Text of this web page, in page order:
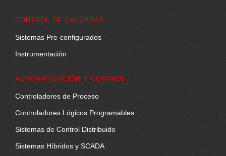
CONTROL DE CALDERAS
Sistemas Pre-configurados
Instrumentación
AUTOMATIZACIÓN Y CONTROL
Controladores de Proceso
Controladores Lógicos Programables
Sistemas de Control Distribuido
Sistemas Híbridos y SCADA